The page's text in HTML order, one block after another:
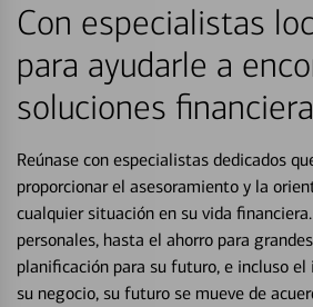
Con especialistas
para ayudarle a
soluciones
Reúnase con especialistas dedicados
proporcionar el asesoramiento y la
cualquier situación en su vida
personales, hasta el ahorro para
planificación para su futuro, e incluso
su negocio, su futuro se mueve de